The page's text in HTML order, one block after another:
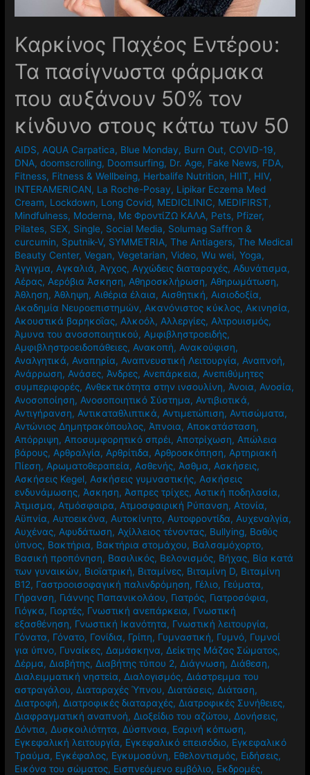
Καρκίνος Παχέος Εντέρου:
Τα πασίγνωστα φάρμακα
που αυξάνουν 50% τον
κίνδυνο στους κάτω των 50
AIDS, AQUA Carpatica, Blue Monday, Burn Out, COVID-19,
DNA,doomscrolling, Doomsurfing, Dr. Age, Fake News, FDA,
Fitness, Fitness & Wellbeing, Herbalife Nutrition, HIIT, HIV,
INTERAMERICAN, La Roche-Posay, Lipikar Eczema Med
Cream, Lockdown, Long Covid, MEDICLINIC, MEDIFIRST,
Mindfulness, Moderna, Mε ΦροντίΖΩ ΚΑΛΑ, Pets, Pfizer,
Pilates, SEX, Single, Social Media, Solumag Saffron &
curcumin, Sputnik-V, SYMMETRIA,The Antiagers,The Medical
Beauty Center,Vegan,Vegetarian,Video,Wu wei,Yoga,
Άγγιγμα, Αγκαλιά, Άγχος, Αγχώδεις διαταραχές, Αδυνάτισμα,
Αέρας, Αερόβια Άσκηση, Αθηροσκλήρωση, Αθηρωμάτωση,
Άθληση, Άθληψη, Αιθέρια έλαια, Αισθητική, Αισιοδοξία,
Ακαδημία Νευροεπιστημών, Ακανόνιστος κύκλος, Ακινησία,
Ακουστικά βαρηκοΐας, Αλκοόλ, Αλλεργίες, Αλτρουισμός,
Άμυνα του ανοσοποιητικού, Αμφιβληστροειδής,
Αμφιβληστροειδοπάθειες, Ανακοπή, Ανακούφιση,
Αναλγητικά, Αναπηρία, Αναπνευστική Λειτουργία, Αναπνοή,
Ανάρρωση, Ανάσες, Άνδρες, Ανεπάρκεια, Ανεπιθύμητες
συμπεριφορές, Ανθεκτικότητα στην ινσουλίνη, Άνοια, Ανοσία,
Ανοσοποίηση, Ανοσοποιητικό Σύστημα, Αντιβιοτικά,
Αντιγήρανση, Αντικαταθλιπτικά, Αντιμετώπιση, Αντισώματα,
Αντώνιος Δημητρακόπουλος, Άπνοια, Αποκατάσταση,
Απόρριψη, Αποσυμφορητικό σπρέι, Αποτρίχωση, Απώλεια
βάρους, Αρθραλγία, Αρθρίτιδα, Αρθροσκόπηση, Αρτηριακή
Πίεση, Αρωματοθεραπεία, Ασθενής, Άσθμα, Ασκήσεις,
Ασκήσεις Kegel, Ασκήσεις γυμναστικής, Ασκήσεις
ενδυνάμωσης, Άσκηση, Άσπρες τρίχες, Αστική ποδηλασία,
Άτμισμα, Ατμόσφαιρα, Ατμοσφαιρική Ρύπανση, Ατονία,
Αϋπνία, Αυτοεικόνα, Αυτοκίνητο, Αυτοφροντίδα, Αυχεναλγία,
Αυχένας, Αφυδάτωση, Αχίλλειος τένοντας, Βullying, Βαθύς
ύπνος, Βακτήρια, Βακτήρια στομάχου, Βαλσαμόχορτο,
Βασική προπόνηση, Βασιλικός, Βελονισμός, Βήχας, Βία κατά
των γυναικών, Βιοϊατρική, Βιταμίνες, Βιταμίνη D, Βιταμίνη
Β12, Γαστροοισοφαγική παλινδρόμηση, Γέλιο, Γεύματα,
Γήρανση, Γιάννης Παπανικολάου, Γιατρός, Γιατροσόφια,
Γιόγκα, Γιορτές, Γνωστική ανεπάρκεια, Γνωστική
εξασθένηση, Γνωστική Ικανότητα, Γνωστική λειτουργία,
Γόνατα, Γόνατο, Γονίδια, Γρίπη, Γυμναστική, Γυμνό, Γυμνοί
για ύπνο, Γυναίκες, Δαμάσκηνα, Δείκτης Μάζας Σώματος,
Δέρμα, Διαβήτης, Διαβήτης τύπου 2, Διάγνωση, Διάθεση,
Διαλειμματική νηστεία, Διαλογισμός, Διάστρεμμα του
αστραγάλου, Διαταραχές Ύπνου, Διατάσεις, Διάταση,
Διατροφή, Διατροφικές διαταραχές, Διατροφικές Συνήθειες,
Διαφραγματική αναπνοή, Διοξείδιο του αζώτου, Δονήσεις,
Δόντια, Δυσκοιλιότητα, Δύσπνοια, Εαρινή κόπωση,
Εγκεφαλική λειτουργία, Εγκεφαλικό επεισόδιο, Εγκεφαλικό
Τραύμα, Εγκέφαλος, Εγκυμοσύνη, Εθελοντισμός, Ειδήσεις,
Εικόνα του σώματος, Εισπνεόμενο εμβόλιο, Εκδρομές,